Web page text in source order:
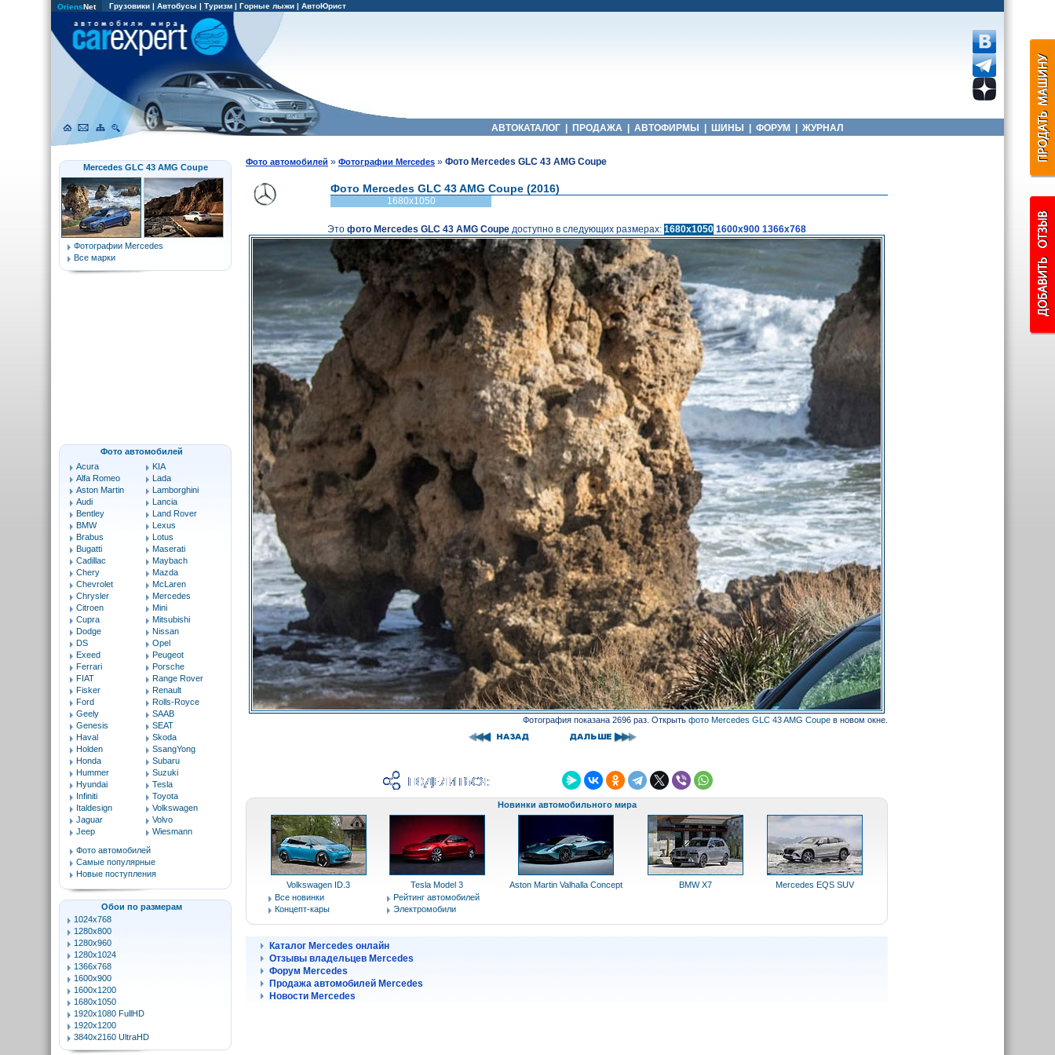
OriensNet Грузовики | Автобусы | Туризм | Горные лыжи | АвтоЮрист
АВТОКАТАЛОГ ПРОДАЖА АВТОФИРМЫ ШИНЫ ФОРУМ ЖУРНАЛ
Mercedes GLC 43 AMG Coupe
Фотографии Mercedes
Все марки
Фото автомобилей
Acura
Alfa Romeo
Aston Martin
Audi
Bentley
BMW
Brabus
Bugatti
Cadillac
Chery
Chevrolet
Chrysler
Citroen
Cupra
Dodge
DS
Exeed
Ferrari
FIAT
Fisker
Ford
Geely
Genesis
Haval
Holden
Honda
Hummer
Hyundai
Infiniti
Italdesign
Jaguar
Jeep
KIA
Lada
Lamborghini
Lancia
Land Rover
Lexus
Lotus
Maserati
Maybach
Mazda
McLaren
Mercedes
Mini
Mitsubishi
Nissan
Opel
Peugeot
Porsche
Range Rover
Renault
Rolls-Royce
SAAB
SEAT
Skoda
SsangYong
Subaru
Suzuki
Tesla
Toyota
Volkswagen
Volvo
Wiesmann
Фото автомобилей
Самые популярные
Новые поступления
Обои по размерам
1024x768
1280x800
1280x960
1280x1024
1366x768
1600x900
1600x1200
1680x1050
1920x1080 FullHD
1920x1200
3840x2160 UltraHD
Фото автомобилей » Фотографии Mercedes » Фото Mercedes GLC 43 AMG Coupe
Фото Mercedes GLC 43 AMG Coupe (2016)
1680x1050
Это фото Mercedes GLC 43 AMG Coupe доступно в следующих размерах: 1680x1050 1600x900 1366x768
Фотография показана 2696 раз. Открыть фото Mercedes GLC 43 AMG Coupe в новом окне.
Новинки автомобильного мира
Volkswagen ID.3 Tesla Model 3 Aston Martin Valhalla Concept BMW X7
Mercedes EQS SUV
Все новинки
Концепт-кары
Рейтинг автомобилей
Электромобили
Каталог Mercedes онлайн
Отзывы владельцев Mercedes
Форум Mercedes
Продажа автомобилей Mercedes
Новости Mercedes